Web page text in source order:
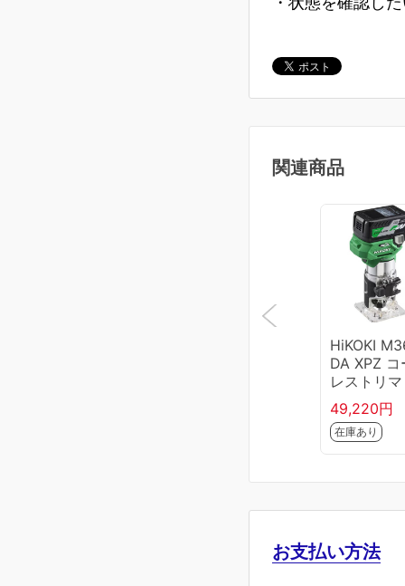
関連商品
HiKOKI
DA XPZ コ
レストリ
ッテリ、
器、ケー
49,220円
在庫あり
お支払い方法